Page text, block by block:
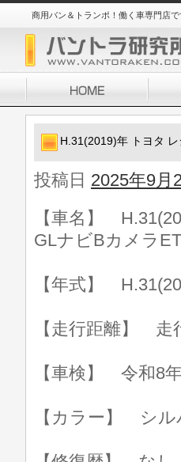
商用バン＆トランポ！働く車専門店で
H.31(2019)年 トヨタ
投稿日 2025年9月
【車名】
GLナビBカメラ
【年式】
【走行距離】 走
【車検】 令和8
【カラー】 シル